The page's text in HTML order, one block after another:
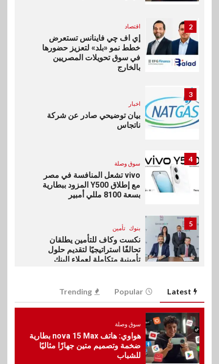
2 اقتصاد
إي اف چي فاينانس تستعرض
خطط نمو «بلد» لتعزيز حضورها
في سوق تحويلات المصريين
بالخارج
3
اخبار
بيان توضيحي صادر عن شركة
ناتجاس
4
سوق وصلة
vivo تشعل المنافسة في مصر
مع إطلاق Y500 المزود ببطارية
بسعة 8100 مللي أمبير
5
بنوك تأمين
نكست وكاف للتأمين يطلقان
تحالفًا استراتيجيًا لتقديم حلول
تأمينية متكاملة لعملاء البنك
6
اقتصاد
رئيس مجلس القضاء الأعلى يوقّع
خدمة الإعلان الإلكتروني المسجل
7 اخبار
Latest
Popular
Trending
سوق وصلة
هواوي: هاتف nova 15 Max بطارية
ضخمة وتصميم متين جهازًا مثاليًا
للشباب